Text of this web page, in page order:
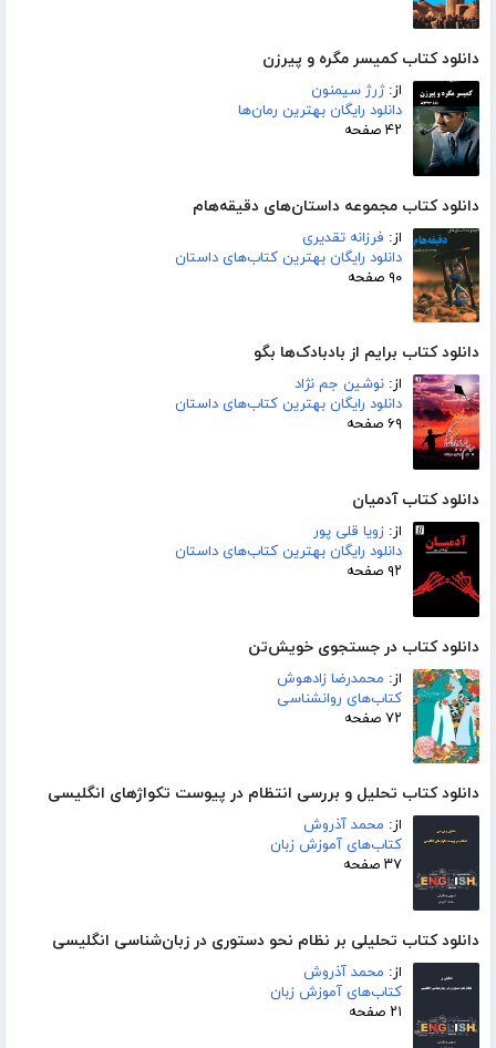
دانلود کتاب کمیسر مگره و پیرزن
از:ژرژ سیمنون
دانلود رایگان بهترین رمان‌ها
۴۲ صفحه
دانلود کتاب مجموعه داستان‌های دقیقه‌هام
از: فرزانه تقدیری
دانلود رایگان بهترین کتاب‌های داستان
۹۰ صفحه
دانلود کتاب برایم از بادبادک‌ها بگو
از: نوشین جم نژاد
دانلود رایگان بهترین کتاب‌های داستان
۶۹ صفحه
دانلود کتاب آدمیان
از: زویا قلی پور
دانلود رایگان بهترین کتاب‌های داستان
۹۲ صفحه
دانلود کتاب در جستجوی خویش‌تن
از: محمدرضا زادهوش
کتاب‌های روانشناسی
۷۲ صفحه
دانلود کتاب تحلیل و بررسی انتظام در پیوست تکواژهای انگلیسی
از: محمد آذروش
کتاب‌های آموزش زبان
۳۷ صفحه
دانلود کتاب تحلیلی بر نظام نحو دستوری در زبان‌شناسی انگلیسی
از: محمد آذروش
کتاب‌های آموزش زبان
۲۱ صفحه